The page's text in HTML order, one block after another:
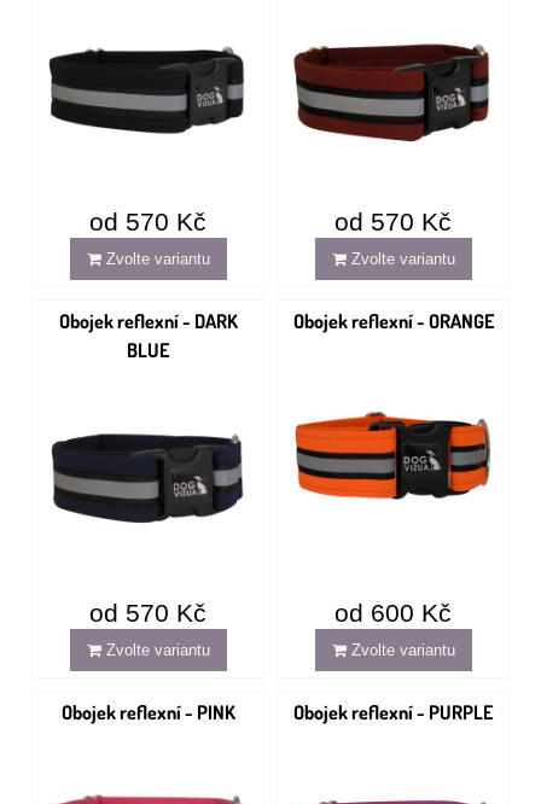
od 570 Kč
Zvolte variantu
od 570 Kč
Zvolte variantu
Obojek reflexní - DARK
BLUE
od 570 Kč
Zvolte variantu
Obojek reflexní - ORANGE
od 600 Kč
Zvolte variantu
Obojek reflexní - PINK Obojek reflexní - PURPLE